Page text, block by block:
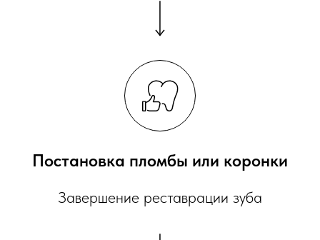
Постановка пломбы или коронки
Завершение реставрации зуба